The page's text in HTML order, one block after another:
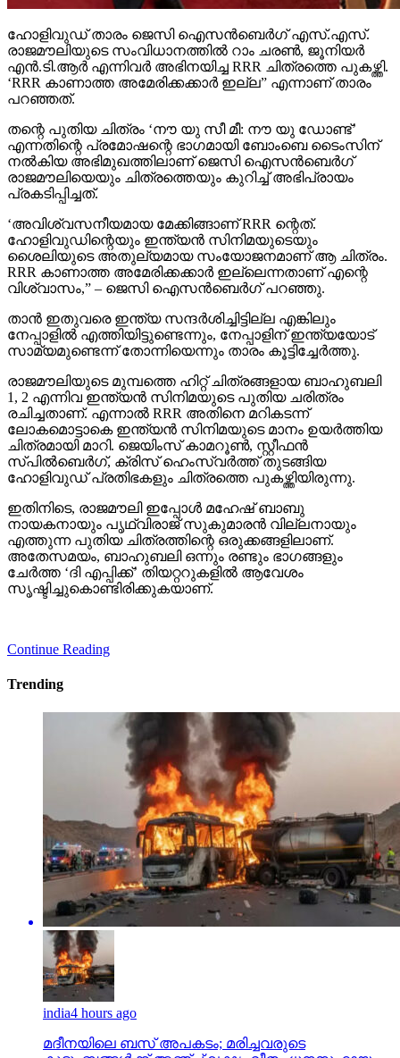
ഹോളിവുഡ് താരം ജെസി ഐസന്‍ബെര്‍ഗ് എസ്.എസ്.
രാജമൗലിയുടെ സംവിധാനത്തില്‍ റാം ചരണ്‍, ജൂനിയര്‍
എന്‍.ടി.ആര്‍ എന്നിവര്‍ അഭിനയിച്ച RRR ചിത്രത്തെ പുകഴ്ത്തി.
‘RRR കാണാത്ത അമേരിക്കക്കാര്‍ ഇല്ല” എന്നാണ് താരം
പറഞ്ഞത്.
തന്റെ പുതിയ ചിത്രം ‘നൗ യു സീ മീ: നൗ യു ഡോണ്ട്’
എന്നതിന്റെ പ്രമോഷന്റെ ഭാഗമായി ബോംബെ ടൈംസിന്
നല്‍കിയ അഭിമുഖത്തിലാണ് ജെസി ഐസന്‍ബെര്‍ഗ്
രാജമൗലിയെയും ചിത്രത്തെയും കുറിച്ച് അഭിപ്രായം
പ്രകടിപ്പിച്ചത്.
‘അവിശ്വസനീയമായ മേക്കിങ്ങാണ് RRR ന്റെത്.
ഹോളിവുഡിന്റെയും ഇന്ത്യന്‍ സിനിമയുടെയും
ശൈലിയുടെ അതുല്യമായ സംയോജനമാണ് ആ ചിത്രം.
RRR കാണാത്ത അമേരിക്കക്കാര്‍ ഇല്ലെന്നതാണ് എന്റെ
വിശ്വാസം,” – ജെസി ഐസന്‍ബെര്‍ഗ് പറഞ്ഞു.
താന്‍ ഇതുവരെ ഇന്ത്യ സന്ദര്‍ശിച്ചിട്ടില്ല എങ്കിലും
നേപ്പാളില്‍ എത്തിയിട്ടുണ്ടെന്നും, നേപ്പാളിന് ഇന്ത്യയോട്
സാമ്യമുണ്ടെന്ന് തോന്നിയെന്നും താരം കൂട്ടിച്ചേര്‍ത്തു.
രാജമൗലിയുടെ മുമ്പത്തെ ഹിറ്റ് ചിത്രങ്ങളായ ബാഹുബലി
1, 2 എന്നിവ ഇന്ത്യന്‍ സിനിമയുടെ പുതിയ ചരിത്രം
രചിച്ചതാണ്. എന്നാല്‍ RRR അതിനെ മറികടന്ന്
ലോകമൊട്ടാകെ ഇന്ത്യന്‍ സിനിമയുടെ മാനം ഉയര്‍ത്തിയ
ചിത്രമായി മാറി. ജെയിംസ് കാമറൂണ്‍, സ്റ്റീഫന്‍
സ്പില്‍ബെര്‍ഗ്, ക്രിസ് ഹെംസ്വര്‍ത്ത് തുടങ്ങിയ
ഹോളിവുഡ് പ്രതിഭകളും ചിത്രത്തെ പുകഴ്ത്തിയിരുന്നു.
ഇതിനിടെ, രാജമൗലി ഇപ്പോള്‍ മഹേഷ് ബാബു
നായകനായും പൃഥ്വിരാജ് സുകുമാരന്‍ വില്ലനായും
എത്തുന്ന പുതിയ ചിത്രത്തിന്റെ ഒരുക്കങ്ങളിലാണ്.
അതേസമയം, ബാഹുബലി ഒന്നും രണ്ടും ഭാഗങ്ങളും
ചേര്‍ത്ത ‘ദി എപ്പിക്ക്’ തിയറ്ററുകളില്‍ ആവേശം
സൃഷ്ടിച്ചുകൊണ്ടിരിക്കുകയാണ്.
Continue Reading
Trending
india4 hours ago
മദീനയിലെ ബസ് അപകടം; മരിച്ചവരുടെ